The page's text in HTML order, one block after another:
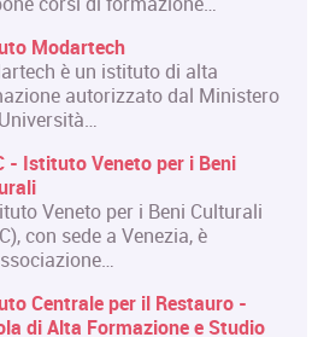
Modartech
è un istituto di alta
autorizzato dal Ministero
- Istituto Veneto per i Beni
Veneto per i Beni Culturali
con sede a Venezia, è
Centrale per il Restauro -
di Alta Formazione e Studio